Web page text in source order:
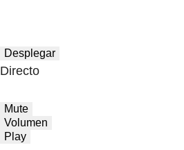
Desplegar
Directo
Mute
Volumen
Play